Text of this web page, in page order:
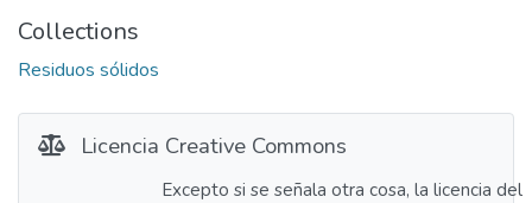
Collections
Residuos sólidos
Licencia Creative Commons
Excepto si se señala otra cosa, la licencia del